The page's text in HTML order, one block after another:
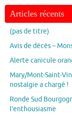
Articles récents
(pas de titre)
Avis de décès –
Alerte canicule
Mary/Mont-Saint-
nostalgie a chargé !
Ronde Sud
l’enthousiasme